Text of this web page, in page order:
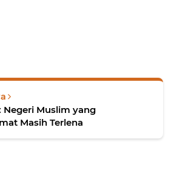
Negeri Muslim yang
Masih Terlena